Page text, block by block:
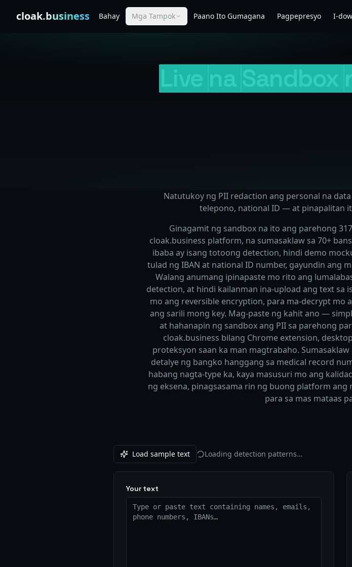
cloak.business Bahay Mga Tampok Paano Ito Gumagana Pagpepresyo I-
Natutukoy ng PII redaction ang personal na
telepono, national ID — at pinapalitan
Ginagamit ng sandbox na ito ang parehong
cloak.business platform, na sumasaklaw sa 70+
ibaba ay isang totoong detection, hindi demo
tulad ng IBAN at national ID number, gayundin ang
Walang anumang ipinapaste mo rito ang
detection, at hindi kailanman ina-upload ang text sa
mo ang reversible encryption, para ma-decrypt mo
ang sarili mong key. Mag-paste ng kahit ano —
at hahanapin ng sandbox ang PII sa parehong
cloak.business bilang Chrome extension,
proteksyon saan ka man magtrabaho.
detalye ng bangko hanggang sa medical record
habang nagta-type ka, kaya masusuri mo ang
ng eksena, pinagsasama rin ng buong platform
para sa mas mataas
Load sample text Loading detection patterns…
Your text